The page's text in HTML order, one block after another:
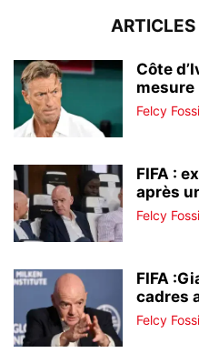
Côte
mesure
Felcy Fossi
FIFA :
après
Felcy Fossi
FIFA
cadres
Felcy Fossi